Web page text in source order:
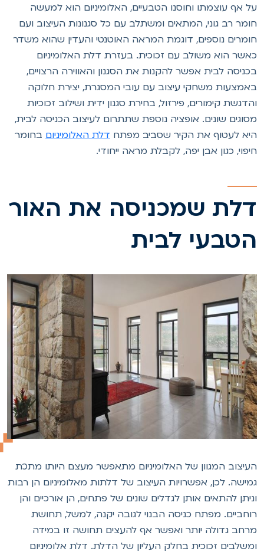
אף עוצמתו וחוסנו הטבעיים, האלומיניום הוא למעשה
רב גוני, המתאים ומשתלב עם כל סגנונות העיצוב ועם
נוספים, דוגמת המראה האוטנטי והעדין שהוא משדר
הוא משולב עם זכוכית. בעזרת דלת האלומיניום
לבית אפשר להקנות את הסגנון והאווירה הרצויים,
משחקי עיצוב עם עובי המסגרת, יצירת חלוקה
קימורים, פירזול, בחירת סגנון ידית ושילוב זכוכיות
שונים. אופציה נוספת שתתרום לעיצוב הכניסה לבית,
לעטוף את הקיר שסביב מפתחדלת האלומיניוםבחומר
כגון אבן יפה, לקבלת מראה ייחודי.
שמכניסה את האור
לבית
המגוון של האלומיניום מתאפשר מעצם היותו מתכת
לכן, אפשרויות העיצוב של דלתות מאלומיניום הן רבות
להתאים אותן לגדלים שונים של פתחים, הן אורכיים והן
מפתח כניסה הבנוי לגובה יקנה, למשל, תחושת
גדולה יותר ואפשר אף להעצים תחושה זו במידה
זכוכית בחלק העליון של הדלת. דלת אלומיניום